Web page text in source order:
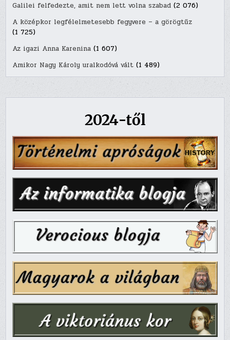
Galilei felfedezte, amit nem lett volna szabad (2 076)
A középkor legfélelmetesebb fegyvere – a görögtűz
(1 725)
Az igazi Anna Karenina (1 607)
Amikor Nagy Károly uralkodóvá vált (1 489)
2024-től